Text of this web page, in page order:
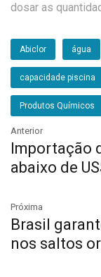
dosar as
Abiclor água
capacidade piscina
Produtos Químicos
Anterior
Importação
abaixo de
Próxima
Brasil
nos saltos